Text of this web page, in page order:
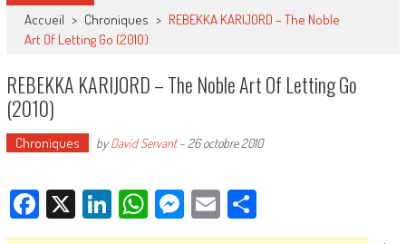
Accueil > Chroniques > REBEKKA KARIJORD – The Noble
Art Of Letting Go (2010)
REBEKKA KARIJORD – The Noble Art Of Letting Go
(2010)
Chroniques byDavid Servant- 26 octobre 2010
Facebook
X LinkedIn
WhatsApp
Messenger
EmailPartager